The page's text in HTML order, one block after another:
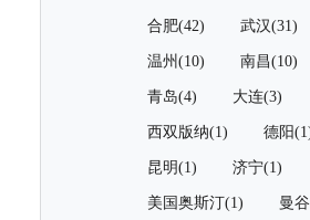
合肥(42) 武汉(31)
温州(10) 南昌(10)
青岛(4) 大连(3)
西双版纳(1) 德阳
昆明(1) 济宁(1)
美国奥斯汀(1) 曼